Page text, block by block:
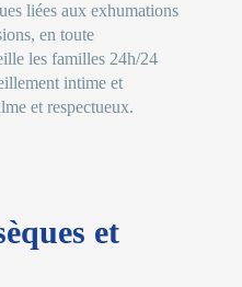
liées aux exhumations
en toute
les familles 24h/24
intime et
et respectueux.
et